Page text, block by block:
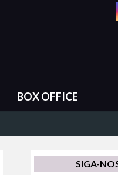
BOX OFFICE
SIGA-